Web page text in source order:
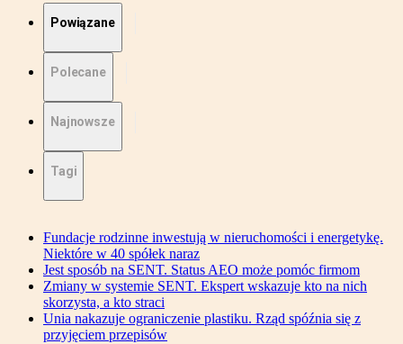
Powiązane
Polecane
Najnowsze
Tagi
Fundacje rodzinne inwestują w nieruchomości i energetykę.
Niektóre w 40 spółek naraz
Jest sposób na SENT. Status AEO może pomóc firmom
Zmiany w systemie SENT. Ekspert wskazuje kto na nich
skorzysta, a kto straci
Unia nakazuje ograniczenie plastiku. Rząd spóźnia się z
przyjęciem przepisów